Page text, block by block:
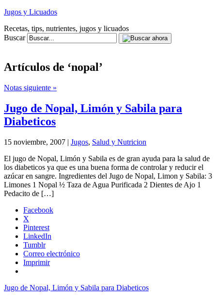
Jugos y Licuados
Recetas, tips, nutrientes, jugos y licuados
Buscar
Artículos de ‘nopal’
Notas siguiente »
Jugo de Nopal, Limón y Sabila para
Diabeticos
15 noviembre, 2007 | Jugos, Salud y Nutricion
El jugo de Nopal, Limón y Sabila es de gran ayuda para la salud de
los diabeticos ya que es una buena forma de controlar y reducir el
azúcar en sangre. Ingredientes del Jugo de Nopal, Limon y Sabila: 3
Limones 1 Nopal ½ Taza de Agua Purificada 2 Dientes de Ajo 1
Pedacito de […]
Facebook
X
Pinterest
LinkedIn
Tumblr
Correo electrónico
Imprimir
Jugo de Nopal, Limón y Sabila para Diabeticos